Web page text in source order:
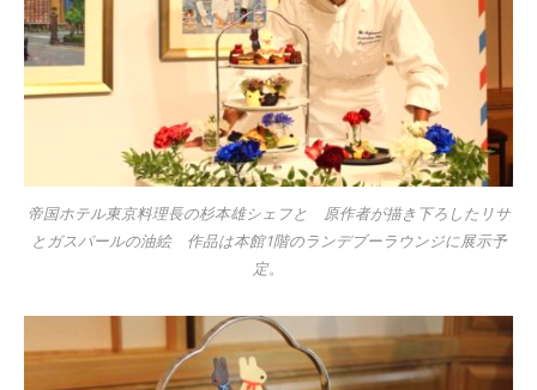
帝国ホテル東京料理長の杉本雄シェフと 原作者が描き下ろしたリサ
とガスパールの油絵 作品は本館1階のランデブーラウンジに展示予
定。